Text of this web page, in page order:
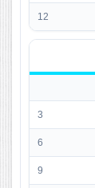
12
3
6
9